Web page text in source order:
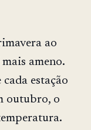
ao
ameno.
estação
outubro, o